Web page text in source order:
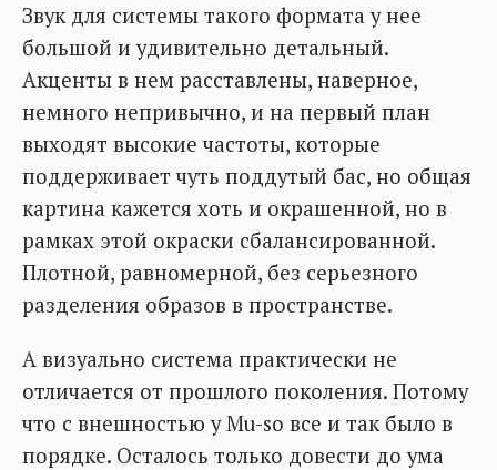
Звук для системы такого формата у нее
большой и удивительно детальный.
Акценты в нем расставлены, наверное,
немного непривычно, и на первый план
выходят высокие частоты, которые
поддерживает чуть поддутый бас, но общая
картина кажется хоть и окрашенной, но в
рамках этой окраски сбалансированной.
Плотной, равномерной, без серьезного
разделения образов в пространстве.
А визуально система практически не
отличается от прошлого поколения. Потому
что с внешностью у Mu-so все и так было в
порядке. Осталось только довести до ума